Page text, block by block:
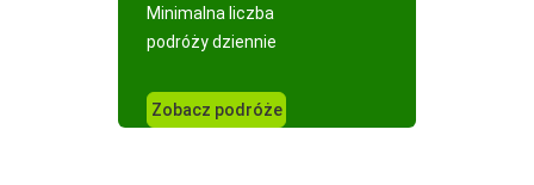
Minimalna liczba
podróży dziennie
Zobacz podróże